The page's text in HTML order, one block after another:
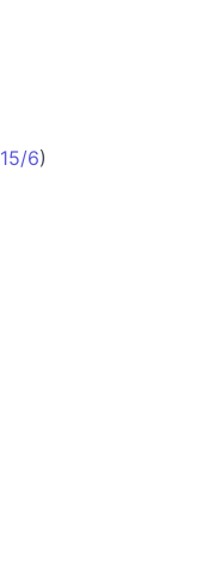
15/6)